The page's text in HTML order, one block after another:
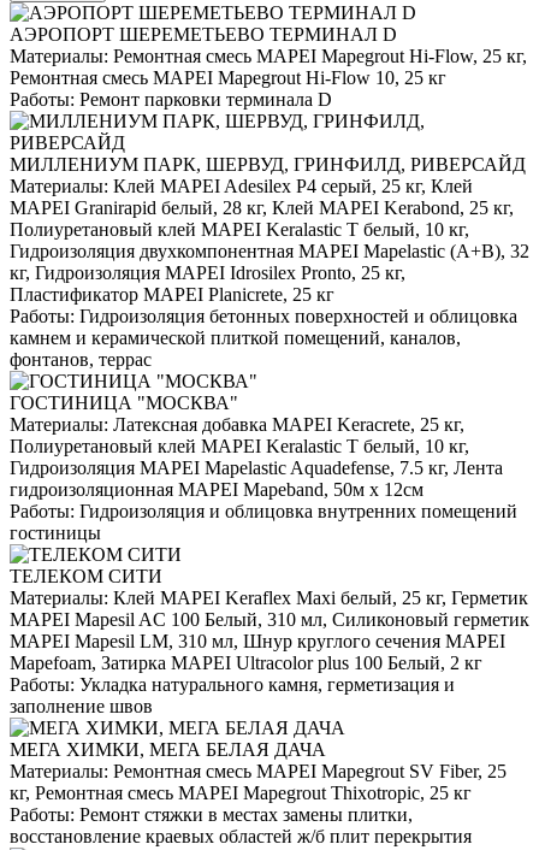
АЭРОПОРТ ШЕРЕМЕТЬЕВО ТЕРМИНАЛ D
Материалы: Ремонтная смесь MAPEI Mapegrout Hi-Flow, 25 кг,
Ремонтная смесь MAPEI Mapegrout Hi-Flow 10, 25 кг
Работы: Ремонт парковки терминала D
МИЛЛЕНИУМ ПАРК, ШЕРВУД, ГРИНФИЛД, РИВЕРСАЙД
Материалы: Клей MAPEI Adesilex P4 серый, 25 кг, Клей
MAPEI Granirapid белый, 28 кг, Клей MAPEI Kerabond, 25 кг,
Полиуретановый клей MAPEI Keralastic T белый, 10 кг,
Гидроизоляция двухкомпонентная MAPEI Mapelastic (А+B), 32
кг, Гидроизоляция MAPEI Idrosilex Pronto, 25 кг,
Пластификатор MAPEI Planicrete, 25 кг
Работы: Гидроизоляция бетонных поверхностей и облицовка
камнем и керамической плиткой помещений, каналов,
фонтанов, террас
ГОСТИНИЦА "МОСКВА"
Материалы: Латексная добавка MAPEI Keracrete, 25 кг,
Полиуретановый клей MAPEI Keralastic T белый, 10 кг,
Гидроизоляция MAPEI Mapelastic Aquadefense, 7.5 кг, Лента
гидроизоляционная MAPEI Mapeband, 50м x 12см
Работы: Гидроизоляция и облицовка внутренних помещений
гостиницы
ТЕЛЕКОМ СИТИ
Материалы: Клей MAPEI Keraflex Maxi белый, 25 кг, Герметик
MAPEI Mapesil AC 100 Белый, 310 мл, Силиконовый герметик
MAPEI Mapesil LM, 310 мл, Шнур круглого сечения MAPEI
Mapefoam, Затирка MAPEI Ultracolor plus 100 Белый, 2 кг
Работы: Укладка натурального камня, герметизация и
заполнение швов
МЕГА ХИМКИ, МЕГА БЕЛАЯ ДАЧА
Материалы: Ремонтная смесь MAPEI Mapegrout SV Fiber, 25
кг, Ремонтная смесь MAPEI Mapegrout Thixotropic, 25 кг
Работы: Ремонт стяжки в местах замены плитки,
восстановление краевых областей ж/б плит перекрытия